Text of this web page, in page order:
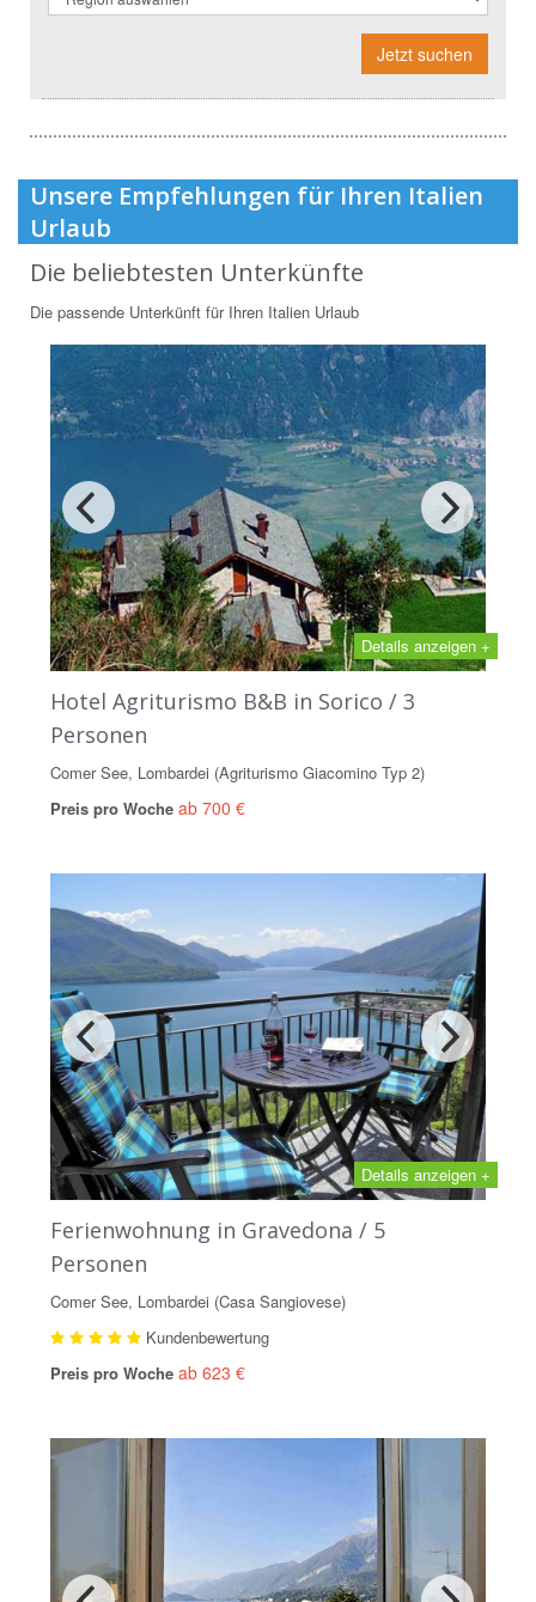
Jetzt suchen
Unsere Empfehlungen für Ihren Italien
Urlaub
Die beliebtesten Unterkünfte
Die passende Unterkünft für Ihren Italien Urlaub
Details anzeigen +
Hotel Agriturismo B&B in Sorico / 3
Personen
Comer See, Lombardei (Agriturismo Giacomino Typ 2)
Preis pro Woche ab 700 €
Details anzeigen +
Ferienwohnung in Gravedona / 5
Personen
Comer See, Lombardei (Casa Sangiovese)
Kundenbewertung
Preis pro Woche ab 623 €